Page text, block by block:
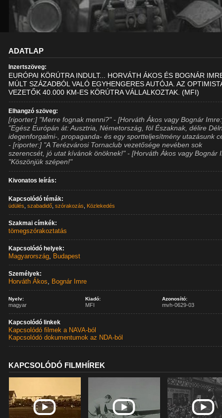
ADATLAP
Inzertszöveg:
EURÓPAI KÖRÚTRA INDULT... HORVÁTH ÁKOS ÉS BOGNÁR
MÚLT SZÁZADBÓL VALÓ EGYHENGERES AUTÓJA. AZ
VEZETŐK 40.000 KM-ES KÖRÚTRA VÁLLALKOZTAK. (MFI)
Elhangzó szöveg:
[riporter:] "Merre fognak menni?" - [Horváth Ákos vagy Bognár
"Egész Európán át: Ausztria, Németország, föl Északnak, délire
idegenforgalmi-, propaganda- és egy sportteljesítmény utazásunk
- [riporter:] "A Terézvárosi Tornaclub vezetősége nevében sok
szerencsét, jó utat kívánok önöknek!" - [Horváth Ákos vagy Bognár
"Köszönjük szépen!"
Kivonatos leírás:
Kapcsolódó témák:
üdülés ,szabadidő ,szórakozás Közlekedés
Szakmai címkék:
tömegszórakoztatás
Kapcsolódó helyek:
Magyarország, Budapest
Személyek:
Horváth Ákos, Bognár Imre
Nyelv:
magyar
Kiadó:
MFI
Azonosító:
mvh-0629-03
Kapcsolódó linkek
Kapcsolódó filmek a NAVA-ból
Kapcsolódó dokumentumok az NDA-ból
KAPCSOLÓDÓ FILMHÍREK